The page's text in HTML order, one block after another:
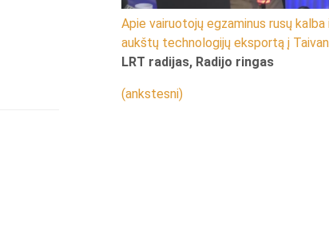
Apie vairuotojų egzaminus rusų kalba
aukštų technologijų eksportą į
LRT radijas, Radijo ringas
(ankstesni)